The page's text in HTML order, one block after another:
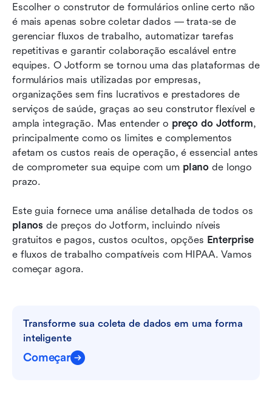
Escolher o construtor de formulários online certo não
é mais apenas sobre coletar dados — trata-se de
gerenciar fluxos de trabalho, automatizar tarefas
repetitivas e garantir colaboração escalável entre
equipes. O Jotform se tornou uma das plataformas de
formulários mais utilizadas por empresas,
organizações sem fins lucrativos e prestadores de
serviços de saúde, graças ao seu construtor flexível e
ampla integração. Mas entender o preço do Jotform,
principalmente como os limites e complementos
afetam os custos reais de operação, é essencial antes
de comprometer sua equipe com um plano de longo
prazo.
planos de preços do Jotform, incluindo níveis
gratuitos e pagos, custos ocultos, opções Enterprise
e fluxos de trabalho compatíveis com HIPAA. Vamos
começar agora.
Transforme sua coleta de dados em uma forma
inteligente
Começar
Jotform
Desafios de colaboração com fluxos de
trabalho do Jotform
Conheça o Lark: uma alternativa robusta e
abrangente ao Jotform
Qual plataforma você deve escolher: Jotform vs
Lark
Conclusão
Perguntas frequentes